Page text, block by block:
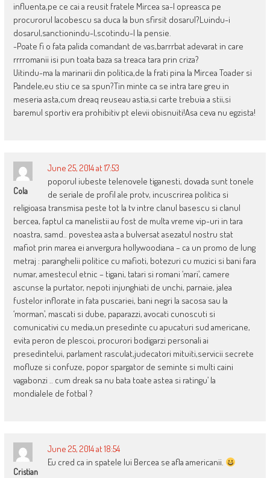
influenta,pe ce cai a reusit fratele Mircea sa-l opreasca pe
procurorul Iacobescu sa duca la bun sfirsit dosarul?Luindu-i
dosarul,sanctionindu-l,scotindu-l la pensie.
-Poate fi o fata palida comandant de vas,barrrbat adevarat in care
rrrromanii isi pun toata baza sa treaca tara prin criza?
Uitindu-ma la marinarii din politica,de la frati pina la Mircea Toader si
Pandele,eu stiu ce sa spun?Tin minte ca se intra tare greu in
meseria asta,cum dreaq reuseau astia,si carte trebuia a stii,si
baremul sportiv era prohibitiv pt elevii obisnuiti!Asa ceva nu egzista!
Cola
June 25, 2014 at 17:53
poporul iubeste telenovele tiganesti, dovada sunt tonele
de seriale de profil ale protv, incuscrirea politica si
religioasa transmisa peste tot la tv intre clanul basescu si clanul
bercea, faptul ca manelistii au fost de multa vreme vip-uri in tara
noastra, samd.. povestea asta a bulversat asezatul nostru stat
mafiot prin marea ei anvergura hollywoodiana – ca un promo de lung
metraj : paranghelii politice cu mafioti, botezuri cu muzici si bani fara
numar, amestecul etnic – tigani, tatari si romani ‘mari’, camere
ascunse la purtator, nepoti injunghiati de unchi, parnaie, jalea
fustelor inflorate in fata puscariei, bani negri la sacosa sau la
‘morman’, mascati si dube, paparazzi, avocati cunoscuti si
comunicativi cu media,un presedinte cu apucaturi sud americane,
evita peron de plescoi, procurori bodigarzi personali ai
presedintelui, parlament rasculat,judecatori mituiti,servicii secrete
mofluze si confuze, popor spargator de seminte si multi caini
vagabonzi .. cum dreak sa nu bata toate astea si ratingu’ la
mondialele de fotbal ?
Cristian
June 25, 2014 at 18:54
Eu cred ca in spatele lui Bercea se afla americanii.